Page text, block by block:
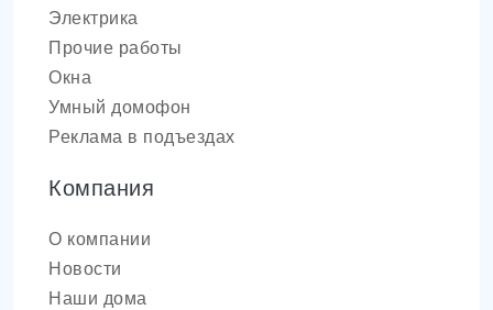
Электрика
Прочие работы
Окна
Умный домофон
Реклама в подъездах
Компания
О компании
Новости
Наши дома